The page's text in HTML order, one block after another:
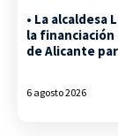
• La alcaldesa
la
de Alicante
6 agosto 2026